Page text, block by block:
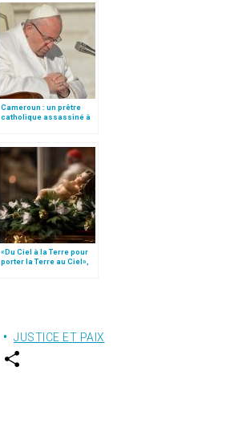
Cameroun : un prêtre
catholique assassiné à
«Du Ciel à la Terre pour
porter la Terre au Ciel»,
JUSTICE ET PAIX
w